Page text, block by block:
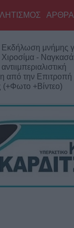
ΑΡΘΡΑ
Ο Φονσέκα
Τσιτσιπά από το